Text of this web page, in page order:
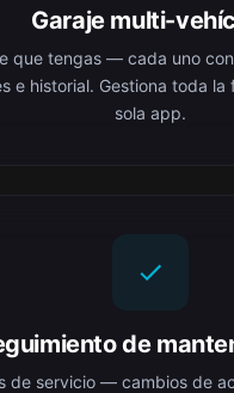
Garaje multi-
que tengas — cada uno
e historial. Gestiona toda
sola app.
de
de servicio — cambios de